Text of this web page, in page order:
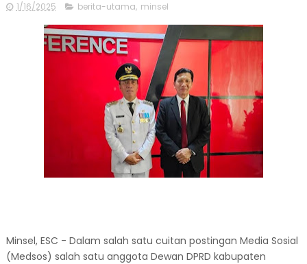
1/16/2025 berita-utama, minsel
Minsel, ESC - Dalam salah satu cuitan postingan Media Sosial
(Medsos) salah satu anggota Dewan DPRD kabupaten